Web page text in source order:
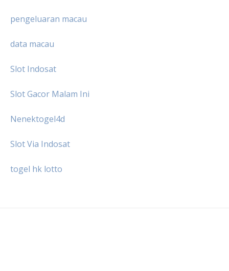
pengeluaran macau
data macau
Slot Indosat
Slot Gacor Malam Ini
Nenektogel4d
Slot Via Indosat
togel hk lotto